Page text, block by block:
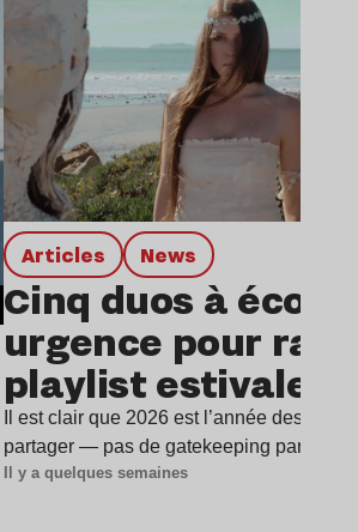
Articles news
Cinq duos à
urgence pour
playlist estivale
Il est clair que 2026 est l’année des
partager — pas de gatekeeping par ici
Il y a quelques semaines